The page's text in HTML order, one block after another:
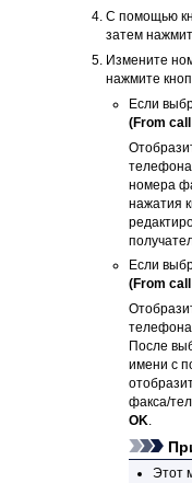
С помощью
затем
Измените
нажмите
Если
(From
телефона
номера
нажатия
Если
(From
После
имени с
факса/
OK
Этот